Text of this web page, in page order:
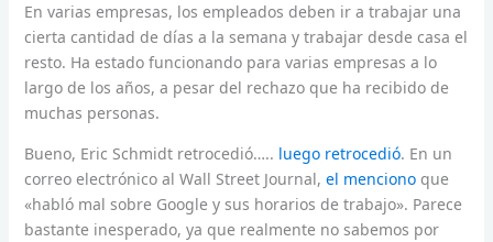
En varias empresas, los empleados deben ir a trabajar una
cierta cantidad de días a la semana y trabajar desde casa el
resto. Ha estado funcionando para varias empresas a lo
largo de los años, a pesar del rechazo que ha recibido de
muchas personas.
Bueno, Eric Schmidt retrocedió….. luego retrocedió. En un
correo electrónico al Wall Street Journal, el mencionoque
«habló mal sobre Google y sus horarios de trabajo». Parece
bastante inesperado, ya que realmente no sabemos por